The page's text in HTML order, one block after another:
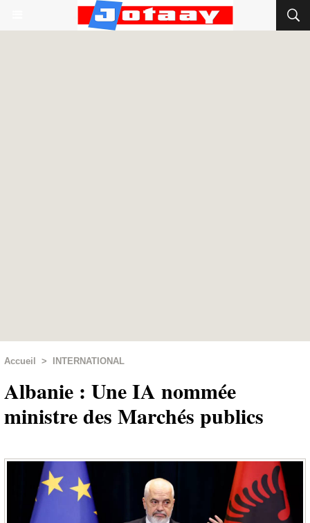
Accueil > INTERNATIONAL
Albanie : Une IA nommée
ministre des Marchés publics